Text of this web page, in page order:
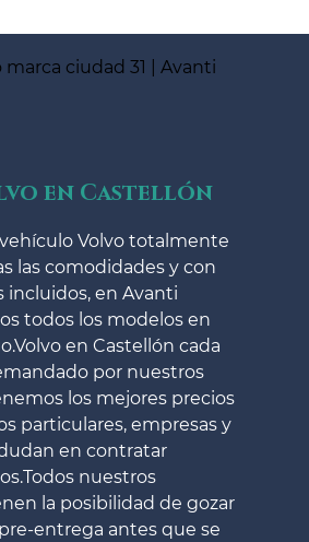
en Castellón
Volvo totalmente
las comodidades y con
incluidos, en Avanti
todos los modelos en
en Castellón cada
por nuestros
los mejores precios
particulares, empresas y
en contratar
nuestros
la posibilidad de gozar
entrega antes que se